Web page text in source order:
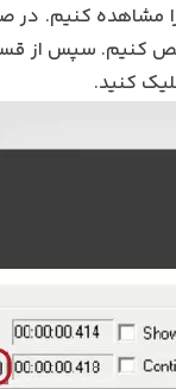
مشاهده کنیم.
کنیم. سپس از
کنید.